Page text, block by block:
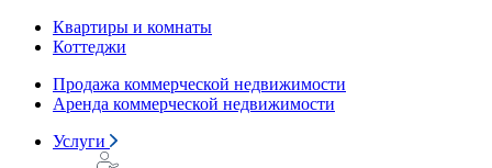
Квартиры и комнаты
Коттеджи
Продажа коммерческой недвижимости
Аренда коммерческой недвижимости
Услуги